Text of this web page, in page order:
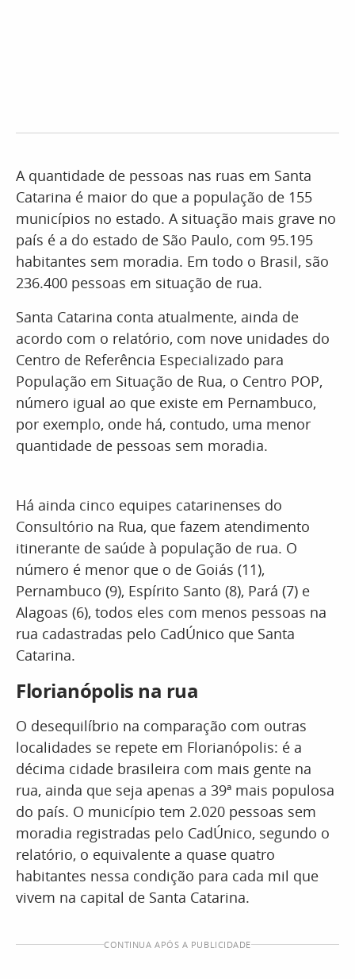
A quantidade de pessoas nas ruas em Santa
Catarina é maior do que a população de 155
municípios no estado. A situação mais grave no
país é a do estado de São Paulo, com 95.195
habitantes sem moradia. Em todo o Brasil, são
236.400 pessoas em situação de rua.
Santa Catarina conta atualmente, ainda de
acordo com o relatório, com nove unidades do
Centro de Referência Especializado para
População em Situação de Rua, o Centro POP,
número igual ao que existe em Pernambuco,
por exemplo, onde há, contudo, uma menor
quantidade de pessoas sem moradia.
Há ainda cinco equipes catarinenses do
Consultório na Rua, que fazem atendimento
itinerante de saúde à população de rua. O
número é menor que o de Goiás (11),
Pernambuco (9), Espírito Santo (8), Pará (7) e
Alagoas (6), todos eles com menos pessoas na
rua cadastradas pelo CadÚnico que Santa
Catarina.
Florianópolis na rua
O desequilíbrio na comparação com outras
localidades se repete em Florianópolis: é a
décima cidade brasileira com mais gente na
rua, ainda que seja apenas a 39ª mais populosa
do país. O município tem 2.020 pessoas sem
moradia registradas pelo CadÚnico, segundo o
relatório, o equivalente a quase quatro
habitantes nessa condição para cada mil que
vivem na capital de Santa Catarina.
CONTINUA APÓS A PUBLICIDADE